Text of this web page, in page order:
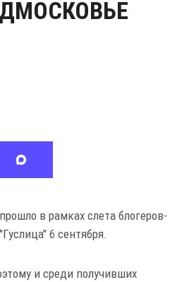
в рамках слета блогеров-
6 сентября.
и среди получивших